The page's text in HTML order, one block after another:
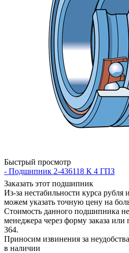
Быстрый просмотр
- Подшипник 2-436118 К 4 ГПЗ
Заказать этот подшипник
Из-за нестабильности курса
можем указать точную цену на
Стоимость данного подшипника
менеджера через форму заказа
364.
Приносим извинения за
в наличии